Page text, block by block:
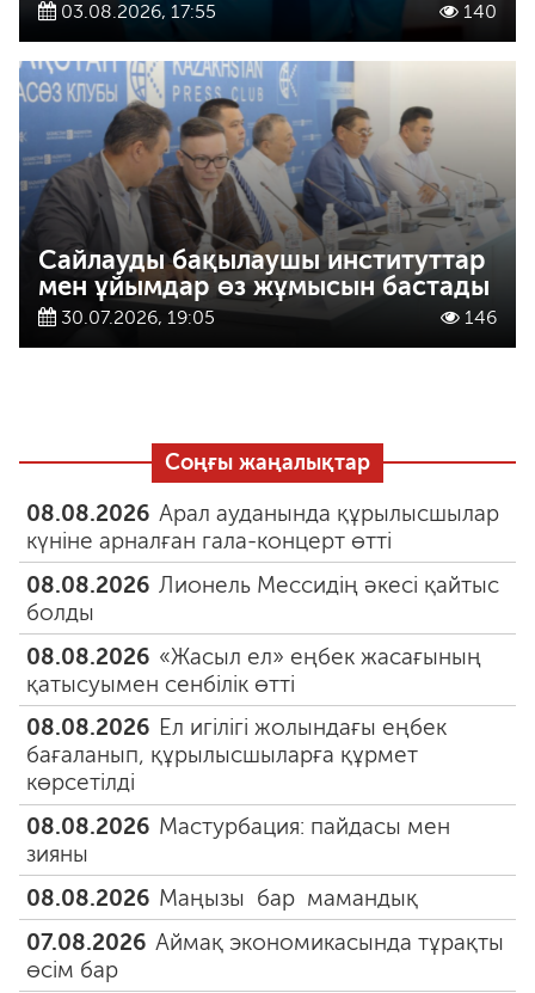
03.08.2026, 17:55 140
Сайлауды бақылаушы институттар
мен ұйымдар өз жұмысын бастады
30.07.2026, 19:05 146
Соңғы жаңалықтар
08.08.2026 Арал ауданында құрылысшылар
күніне арналған гала-концерт өтті
08.08.2026 Лионель Мессидің әкесі қайтыс
болды
08.08.2026 «Жасыл ел» еңбек жасағының
қатысуымен сенбілік өтті
08.08.2026 Ел игілігі жолындағы еңбек
бағаланып, құрылысшыларға құрмет
көрсетілді
08.08.2026 Мастурбация: пайдасы мен
зияны
08.08.2026 Маңызы бар мамандық
07.08.2026 Аймақ экономикасында тұрақты
өсім бар